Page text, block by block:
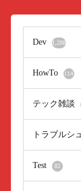
Dev 1,288
HowTo 114
テック雑談
トラブルシ
Test 82